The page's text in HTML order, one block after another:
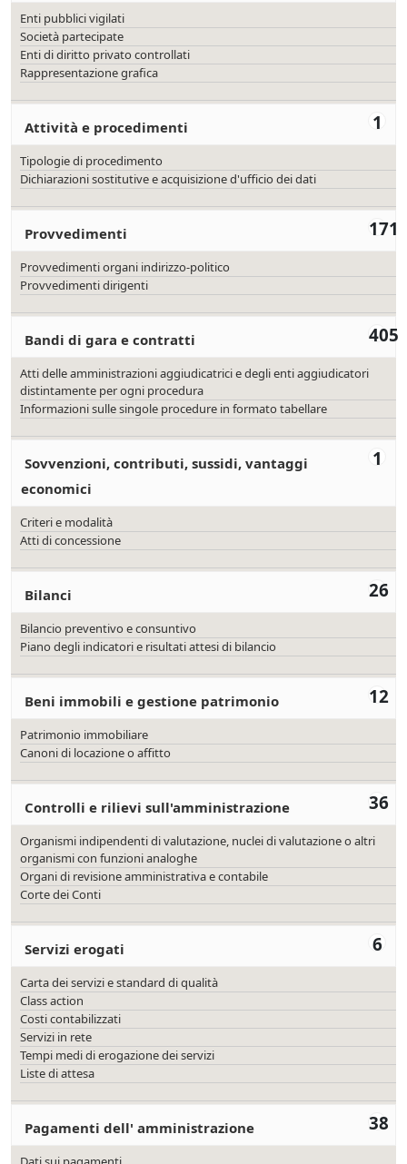
Enti pubblici vigilati
Società partecipate
Enti di diritto privato controllati
Rappresentazione grafica
1
Attività e procedimenti
Tipologie di procedimento
Dichiarazioni sostitutive e acquisizione d'ufficio dei dati
171
Provvedimenti
Provvedimenti organi indirizzo-politico
Provvedimenti dirigenti
405
Bandi di gara e contratti
Atti delle amministrazioni aggiudicatrici e degli enti aggiudicatori
distintamente per ogni procedura
Informazioni sulle singole procedure in formato tabellare
1
Sovvenzioni, contributi, sussidi, vantaggi
economici
Criteri e modalità
Atti di concessione
26
Bilanci
Bilancio preventivo e consuntivo
Piano degli indicatori e risultati attesi di bilancio
12
Beni immobili e gestione patrimonio
Patrimonio immobiliare
Canoni di locazione o affitto
36
Controlli e rilievi sull'amministrazione
Organismi indipendenti di valutazione, nuclei di valutazione o altri
organismi con funzioni analoghe
Organi di revisione amministrativa e contabile
Corte dei Conti
6
Servizi erogati
Carta dei servizi e standard di qualità
Class action
Costi contabilizzati
Servizi in rete
Tempi medi di erogazione dei servizi
Liste di attesa
38
Pagamenti dell' amministrazione